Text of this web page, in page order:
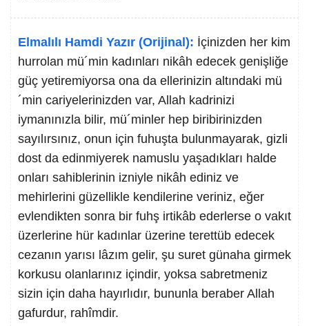
Elmalılı Hamdi Yazır (Orijinal): İçinizden her kim
hurrolan mü´min kadınları nikâh edecek genişliğe
güç yetiremiyorsa ona da ellerinizin altındaki mü
´min cariyelerinizden var, Allah kadrinizi
iymanınızla bilir, mü´minler hep biribirinizden
sayılırsınız, onun için fuhuşta bulunmayarak, gizli
dost da edinmiyerek namuslu yaşadıkları halde
onları sahiblerinin izniyle nikâh ediniz ve
mehirlerini güzellikle kendilerine veriniz, eğer
evlendikten sonra bir fuhş irtikâb ederlerse o vakıt
üzerlerine hür kadınlar üzerine terettüb edecek
cezanın yarısı lâzım gelir, şu suret günaha girmek
korkusu olanlarınız içindir, yoksa sabretmeniz
sizin için daha hayırlıdır, bununla beraber Allah
gafurdur, rahîmdir.